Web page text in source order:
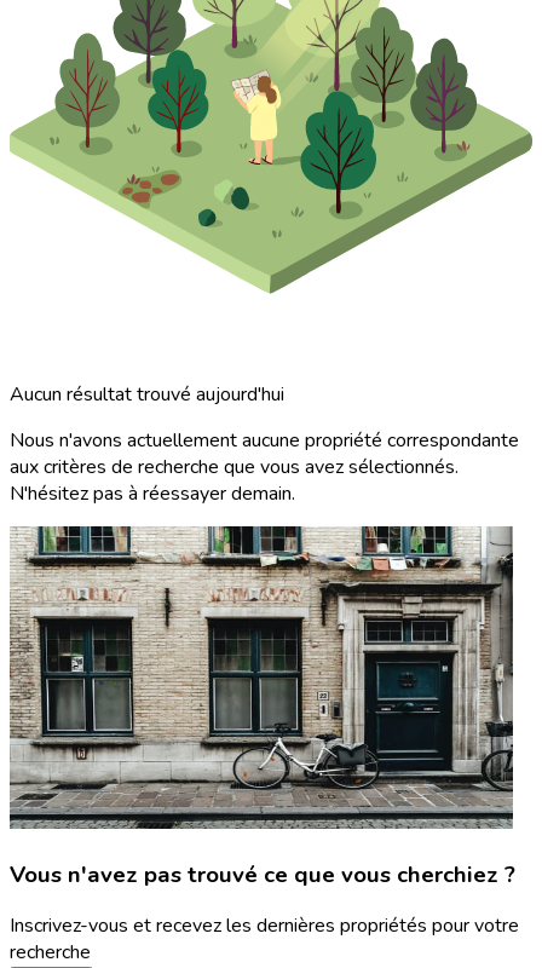
Aucun résultat trouvé aujourd'hui
Nous n'avons actuellement aucune propriété correspondante
aux critères de recherche que vous avez sélectionnés.
N'hésitez pas à réessayer demain.
Vous n'avez pas trouvé ce que vous cherchiez ?
Inscrivez-vous et recevez les dernières propriétés pour votre
recherche